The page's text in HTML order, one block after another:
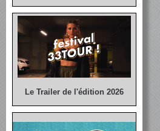
Le Trailer de l'édition 2026